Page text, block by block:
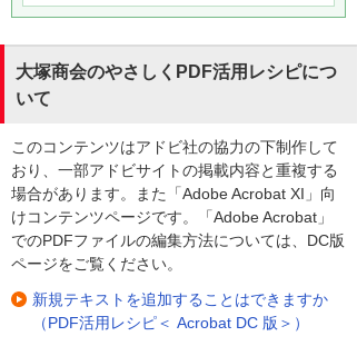
大塚商会のやさしくPDF活用レシピにつ
いて
このコンテンツはアドビ社の協力の下制作して
おり、一部アドビサイトの掲載内容と重複する
場合があります。また「Adobe Acrobat XI」向
けコンテンツページです。「Adobe Acrobat」
でのPDFファイルの編集方法については、DC版
ページをご覧ください。
新規テキストを追加することはできますか
（PDF活用レシピ＜ Acrobat DC 版＞）